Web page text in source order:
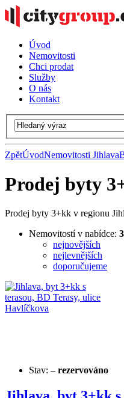
Úvod
Nemovitosti
Chci prodat
Služby
O nás
Kontakt
ZpětÚvodNemovitosti Jihlava
Prodej byty
Prodej byty 3+kk v regionu
Nemovitostí v nabídce: 3
nejnovějších
nejlevnějších
doporučujeme
Stav: – rezervováno